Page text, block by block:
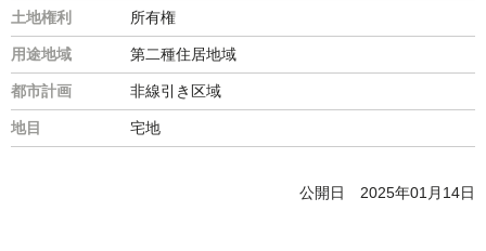
土地権利 所有権
用途地域 第二種住居地域
都市計画 非線引き区域
地目 宅地
公開日 2025年01月14日